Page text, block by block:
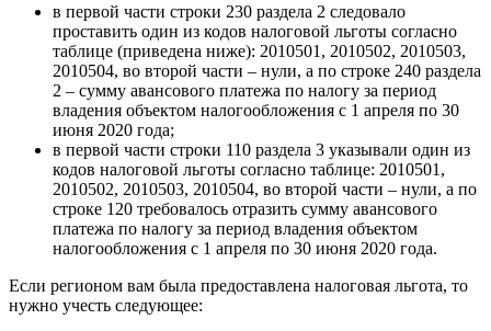
в первой части строки 230 раздела 2 следовало
проставить один из кодов налоговой льготы согласно
таблице (приведена ниже): 2010501, 2010502, 2010503,
2010504, во второй части – нули, а по строке 240 раздела
2 – сумму авансового платежа по налогу за период
владения объектом налогообложения с 1 апреля по 30
июня 2020 года;
в первой части строки 110 раздела 3 указывали один из
кодов налоговой льготы согласно таблице: 2010501,
2010502, 2010503, 2010504, во второй части – нули, а по
строке 120 требовалось отразить сумму авансового
платежа по налогу за период владения объектом
налогообложения с 1 апреля по 30 июня 2020 года.
Если регионом вам была предоставлена налоговая льгота, то
нужно учесть следующее: